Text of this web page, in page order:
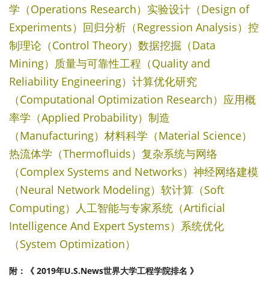
学（Operations Research）实验设计（Design of
Experiments）回归分析（Regression Analysis）控
制理论（Control Theory）数据挖掘（Data
Mining）质量与可靠性工程（Quality and
Reliability Engineering）计算优化研究
（Computational Optimization Research）应用概
率学（Applied Probability）制造
（Manufacturing）材料科学（Material Science）
热流体学（Thermofluids）复杂系统与网络
（Complex Systems and Networks）神经网络建模
（Neural Network Modeling）软计算（Soft
Computing）人工智能与专家系统（Artificial
Intelligence And Expert Systems）系统优化
（System Optimization）
附：《 2019年U.S.News世界大学工程学院排名 》